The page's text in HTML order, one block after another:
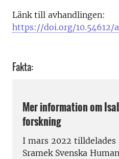
Länk till avhandlingen:
https://doi.org/10.54612/
Fakta:
Mer information om
forskning
I mars 2022
Sramek Svenska